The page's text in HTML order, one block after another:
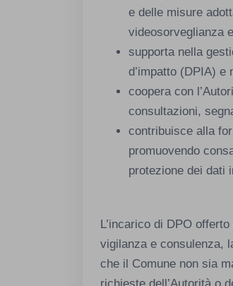
e delle misure
videosorveglianza
supporta nella
d’impatto (DPIA) e
coopera con
consultazioni,
contribuisce alla
promuovendo
protezione dei dati
L’incarico di DPO
vigilanza e consulenza,
che il Comune non sia